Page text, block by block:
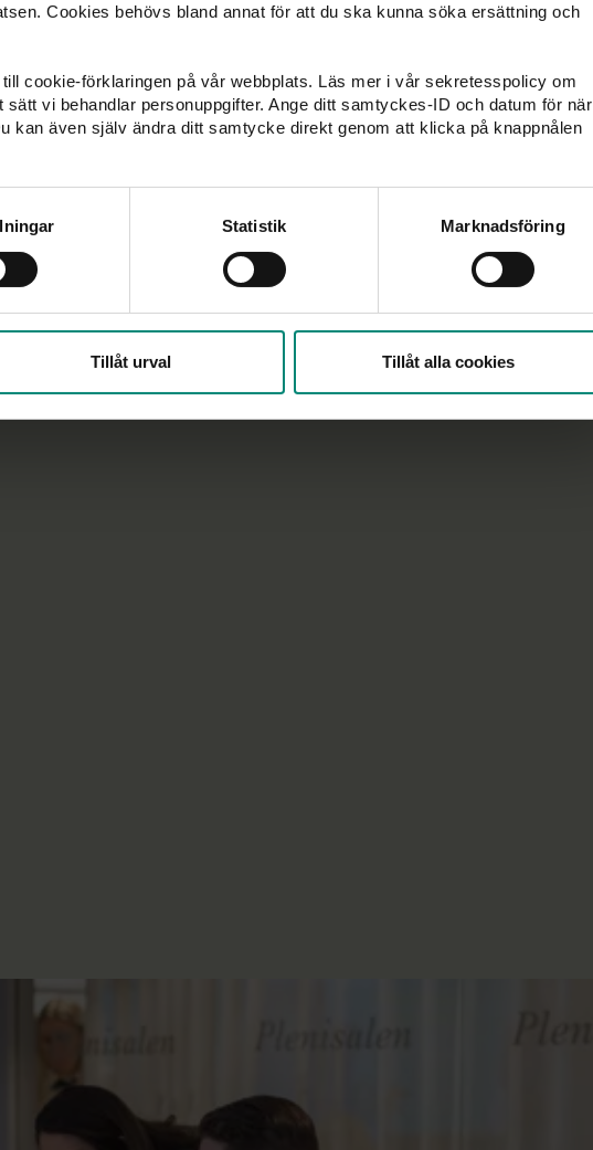
Cookies behövs bland annat för att du ska kunna söka ersättning och
cookie-förklaringen på vår webbplats. Läs mer i vår sekretesspolicy om
vi behandlar personuppgifter. Ange ditt samtyckes-ID och datum för när
kan även själv ändra ditt samtycke direkt genom att klicka på knappnålen
Statistik Marknadsföring
Tillåt urval Tillåt alla cookies
– även om du har ett